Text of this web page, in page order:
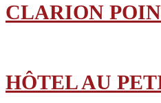
CLARION
HÔTEL AU